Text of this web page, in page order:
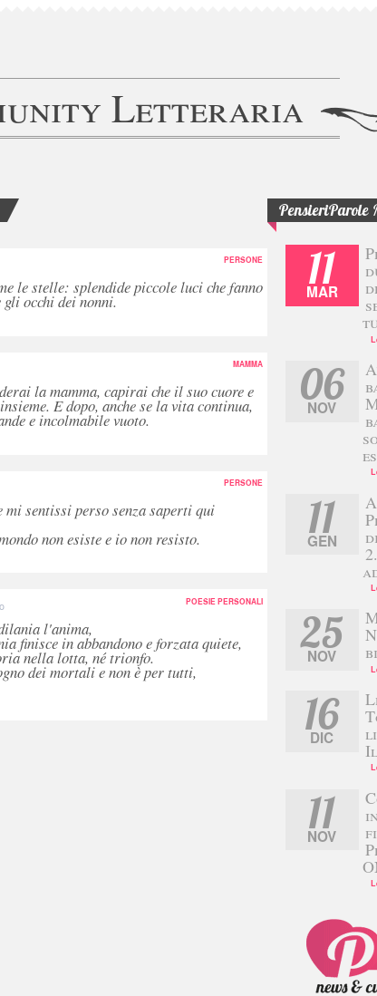
Letteraria
PERSONE
le stelle: splendide piccole luci che fanno
occhi dei nonni.
MAMMA
la mamma, capirai che il suo cuore e
E dopo, anche se la vita continua,
e incolmabile vuoto.
PERSONE
mi sentissi perso senza saperti qui
non esiste e io non resisto.
POESIE PERSONALI
l'anima,
finisce in abbandono e forzata quiete,
nella lotta, né trionfo.
dei mortali e non è per tutti,
PensieriParole
11
MAR
06
NOV
11
GEN
25
NOV
16
DIC
11
NOV